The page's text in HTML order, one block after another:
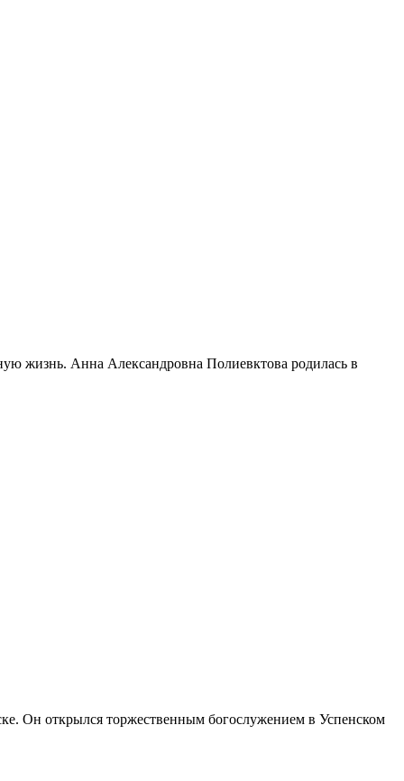
жизнь. Анна Александровна Полиевктова родилась в
Он открылся торжественным богослужением в Успенском